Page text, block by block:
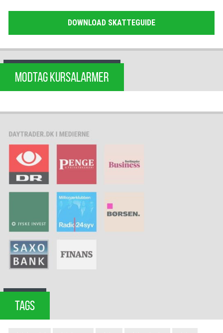
DOWNLOAD SKATTEGUIDE
MODTAG KURSALARMER
TAGS